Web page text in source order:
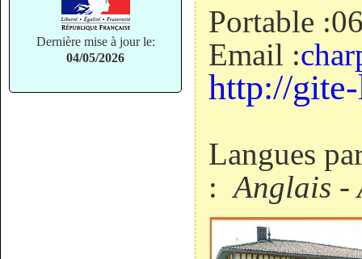
Dernière mise à jour le:
04/05/2026
Portable :
Email :
http://gite-
Langues
:Anglais -